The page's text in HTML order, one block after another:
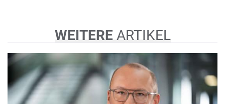
WEITERE ARTIKEL